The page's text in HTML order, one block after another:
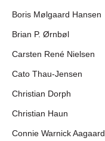
Boris Mølgaard Hansen
Brian P. Ørnbøl
Carsten René Nielsen
Cato Thau-Jensen
Christian Dorph
Christian Haun
Connie Warnick Aagaard